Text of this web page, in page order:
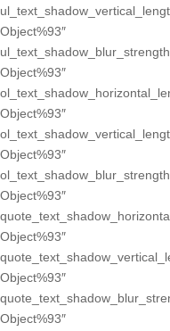
Object%93″
Object%93″
Object%93″
Object%93″
Object%93″
Object%93″
Object%93″
Object%93″